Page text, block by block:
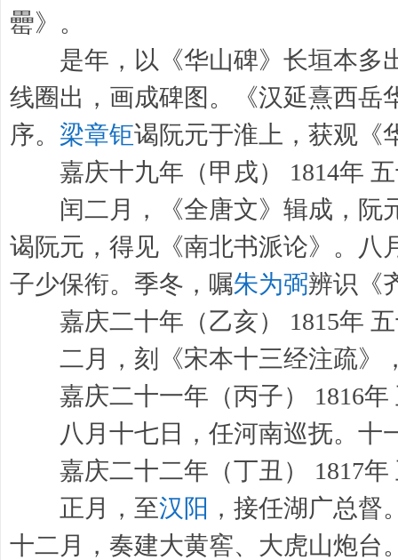
罍》。
是年，以《华山碑》长垣本多
线圈出，画成碑图。《汉延熹西岳
序。 梁章钜谒阮元于淮上，获观《
嘉庆十九年（甲戌） 1814年 五
闰二月，《全唐文》辑成，阮
谒阮元，得见《南北书派论》。八
子少保衔。季冬，嘱朱为弼辨识《
嘉庆二十年（乙亥） 1815年 五
二月，刻《宋本十三经注疏》
嘉庆二十一年（丙子） 1816年
八月十七日，任河南巡抚。十
嘉庆二十二年（丁丑） 1817年
正月，至汉阳 ，接任湖广总督
十二月，奏建大黄窖、大虎山炮台